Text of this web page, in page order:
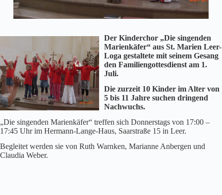
Der Kinderchor „Die singenden
Marienkäfer“ aus St. Marien Leer-
Loga gestaltete mit seinem Gesang
den Familiengottesdienst am 1.
Juli.
Die zurzeit 10 Kinder im Alter von
5 bis 11 Jahre suchen dringend
Nachwuchs.
„Die singenden Marienkäfer“ treffen sich Donnerstags von 17:00 –
17:45 Uhr im Hermann-Lange-Haus, Saarstraße 15 in Leer.
Begleitet werden sie von Ruth Warnken, Marianne Anbergen und
Claudia Weber.